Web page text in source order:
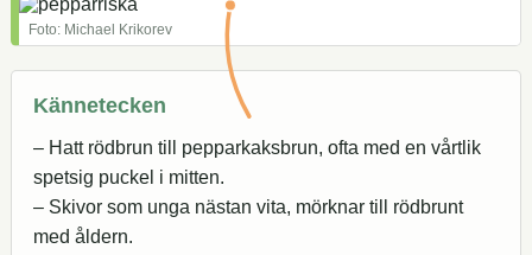
Foto: Michael Krikorev
Kännetecken
– Hatt rödbrun till pepparkaksbrun, ofta med en vårtlik
spetsig puckel i mitten.
– Skivor som unga nästan vita, mörknar till rödbrunt
med åldern.